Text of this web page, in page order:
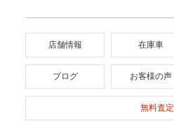
店舗情報 在庫車
ブログ お客様の声
無料査定